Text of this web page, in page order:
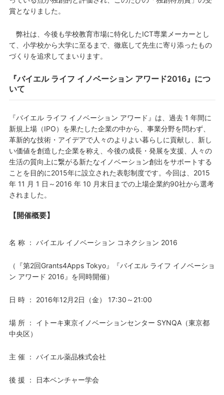
賞となりました。
弊社は、今後も学校教育市場に特化したICT専業メーカーとし
て、小学校から大学に至るまで、徹底して先生に寄り添ったもの
づくりを追求してまいります。
『バイエル ライフ イノベーション アワード2016』につ
いて
『バイエル ライフ イノベーション アワード』は、過去 1 年間に
新規上場（IPO）を果たした企業の中から、事業分野を問わず、
革新的な技術・アイデアで人々のよりよい暮らしに貢献し、新し
い価値を創造した企業を称え、今後の成長・発展を支援、人々の
生活の質向上に繋がる新たなイノベーション創出をサポートする
ことを目的に2015年に設立された表彰制度です。今回は、2015
年 11 月 1 日～2016 年 10 月末日までの上場企業約90社から選考
されました。
【開催概要】
名 称 ： バイエル イノベーション コネクション 2016
（『第2回Grants4Apps Tokyo』『バイエル ライフ イノベーショ
ン アワード 2016』を同時開催）
日 時 ： 2016年12月2日（金） 17:30～21:00
場 所 ： イトーキ東京イノベーションセンター SYNQA（東京都
中央区）
主 催 ： バイエル薬品株式会社
後 援 ： 日本ベンチャー学会